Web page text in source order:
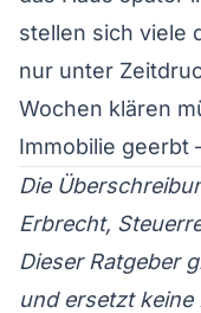
stellen sich viele
nur unter
Wochen klären
Immobilie geerbt
Die
Erbrecht,
Dieser Ratgeber
und ersetzt